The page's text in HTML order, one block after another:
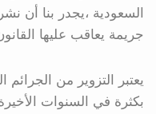
السعودية ،يجدر بنا أن
جريمة يعاقب عليها
يعتبر التزوير من
بكثرة في السنوات